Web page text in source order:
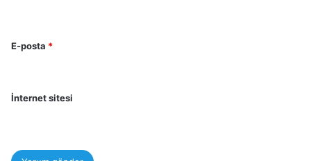
E-posta *
İnternet sitesi